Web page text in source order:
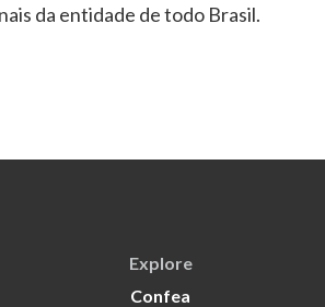
da entidade de todo Brasil.
Explore
Confea